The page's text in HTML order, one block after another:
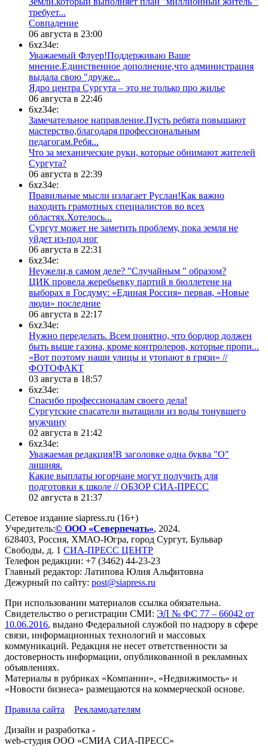
требует...
​Совпадение
06 августа в 23:00
6xz34e:
Уважаемый Флуер!Поддерживаю Ваше
мнение.Единственное дополнение,что администрация
выдала свою "друже...
​Ядро центра Сургута ‒ это не только про жилье
06 августа в 22:46
6xz34e:
Замечательное направление.Пусть ребята повышают
мастерство,благодаря профессиональным
педагогам.Ребя...
​Что за механические руки, которые обнимают жителей
Сургута?
06 августа в 22:39
6xz34e:
Правильные мысли излагает Руслан!Как важно
находить грамотных специалистов во всех
областях.Хотелось...
Сургут может не заметить проблему, пока земля не
уйдет из-под ног
06 августа в 22:31
6xz34e:
Неужели,в самом деле? "Случайным " образом?
ЦИК провела жеребьевку партий в бюллетене на
выборах в Госдуму: «Единая Россия» первая, «Новые
люди» последние
06 августа в 22:17
6xz34e:
Нужно переделать. Всем понятно, что бордюр должен
быть выше газона, кроме контролеров, которые пропи...
«Вот поэтому наши улицы и утопают в грязи» //
ФОТОФАКТ
03 августа в 18:57
6xz34e:
Спасибо профессионалам своего дела!
Сургутские спасатели вытащили из воды тонувшего
мужчину
02 августа в 21:42
6xz34e:
Уважаемая редакция!В заголовке одна буква "О"
лишняя.
Какие выплаты югорчане могут получить для
подготовки к школе // ОБЗОР СИА-ПРЕСС
02 августа в 21:37
Сетевое издание siapress.ru (16+)
Учредитель:© ООО «Северпечать», 2024.
628403, Россия, ХМАО-Югра, город Сургут, Бульвар
Свободы, д. 1 СИА-ПРЕСС ЦЕНТР
Телефон редакции: +7 (3462) 44-23-23
Главный редактор: Латипова Юлия Альфитовна
Дежурный по сайту: post@siapress.ru
При использовании материалов ссылка обязательна.
Свидетельство о регистрации СМИ: ЭЛ № ФС 77 – 66042 от
10.06.2016, выдано Федеральной службой по надзору в сфере
связи, информационных технологий и массовых
коммуникаций. Редакция не несет ответственности за
достоверность информации, опубликованной в рекламных
объявлениях.
Материалы в рубриках «Компании», «Недвижимость» и
«Новости бизнеса» размещаются на коммерческой основе.
Правила сайта
Рекламодателям
Дизайн и разработка -
web-студия ООО «СМИА СИА-ПРЕСС»